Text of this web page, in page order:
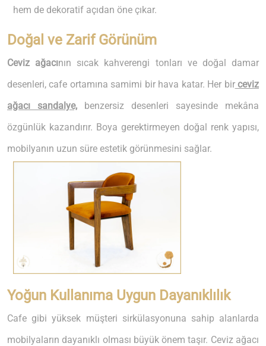
hem de dekoratif açıdan öne çıkar.
Doğal ve Zarif Görünüm
Ceviz ağacının sıcak kahverengi tonları ve doğal damar
desenleri, cafe ortamına samimi bir hava katar. Her birceviz
ağacı sandalye, benzersiz desenleri sayesinde mekâna
özgünlük kazandırır. Boya gerektirmeyen doğal renk yapısı,
mobilyanın uzun süre estetik görünmesini sağlar.
Yoğun Kullanıma Uygun Dayanıklılık
Cafe gibi yüksek müşteri sirkülasyonuna sahip alanlarda
mobilyaların dayanıklı olması büyük önem taşır. Ceviz ağacı